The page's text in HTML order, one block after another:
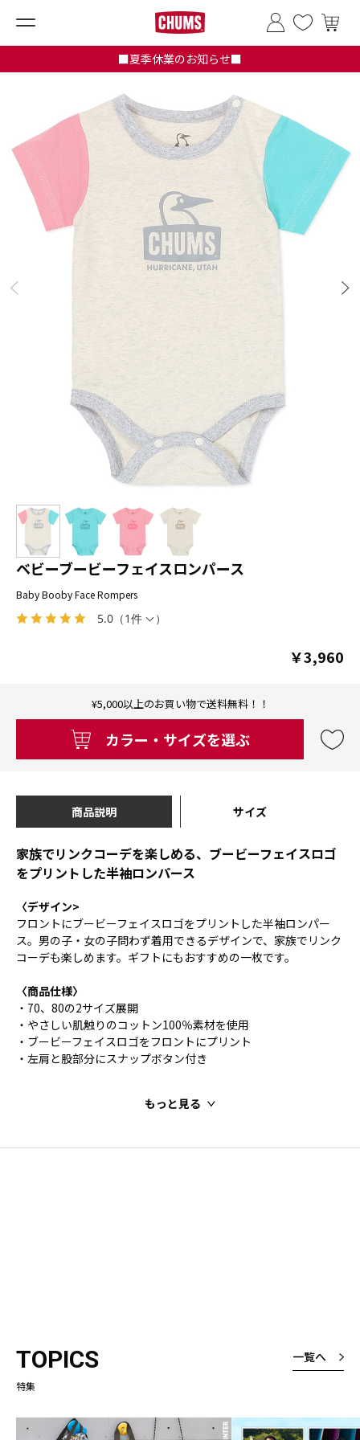
■夏季休業のお知らせ■
5.0 （1件 ）
ベビーブービーフェイスロンパース
Baby Booby Face Rompers
￥3,960
¥5,000以上のお買い物で送料無料！！
カラー・サイズを選ぶ
商品説明 サイズ
家族でリンクコーデを楽しめる、ブービーフェイスロゴ
をプリントした半袖ロンパース
〈デザイン>
フロントにブービーフェイスロゴをプリントした半袖ロンパー
ス。男の子・女の子問わず着用できるデザインで、家族でリンク
コーデも楽しめます。ギフトにもおすすめの一枚です。
〈商品仕様〉
・70、80の2サイズ展開
・やさしい肌触りのコットン100％素材を使用
・ブービーフェイスロゴをフロントにプリント
・左肩と股部分にスナップボタン付き
もっと見る
TOPICS
特集
一覧へ